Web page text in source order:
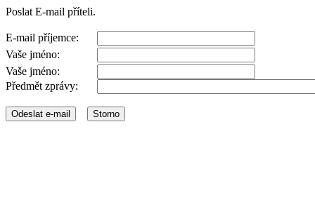
Poslat E-mail příteli.
E-mail příjemce:
Vaše jméno:
Vaše jméno:
Předmět zprávy: